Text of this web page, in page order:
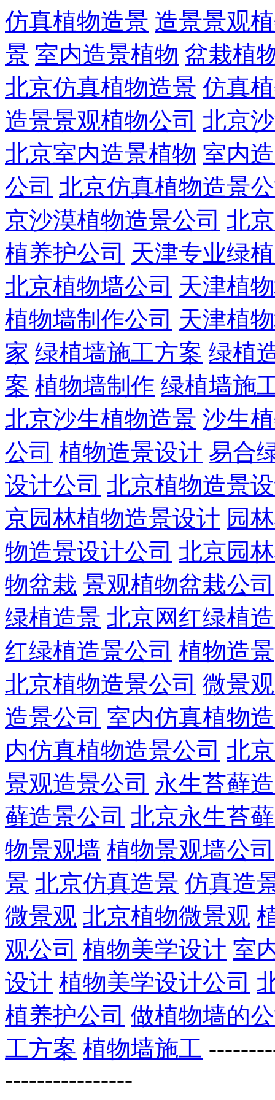
仿真植物造景 造景景观
景 室内造景植物 盆栽植
北京仿真植物造景 仿真
造景景观植物公司 北京
北京室内造景植物 室内
公司 北京仿真植物造景
京沙漠植物造景公司 北
植养护公司 天津专业绿
北京植物墙公司 天津植
植物墙制作公司 天津植
家 绿植墙施工方案 绿植
案 植物墙制作 绿植墙施
北京沙生植物造景 沙生
公司 植物造景设计 易合
设计公司 北京植物造景
京园林植物造景设计 园
物造景设计公司 北京园
物盆栽 景观植物盆栽公司
绿植造景 北京网红绿植
红绿植造景公司 植物造景
北京植物造景公司 微景
造景公司 室内仿真植物
内仿真植物造景公司 北
景观造景公司 永生苔藓
藓造景公司 北京永生苔
物景观墙 植物景观墙公司
景 北京仿真造景 仿真造
微景观 北京植物微景观
观公司 植物美学设计 室
设计 植物美学设计公司
植养护公司 做植物墙的
工方案 植物墙施工
----------------